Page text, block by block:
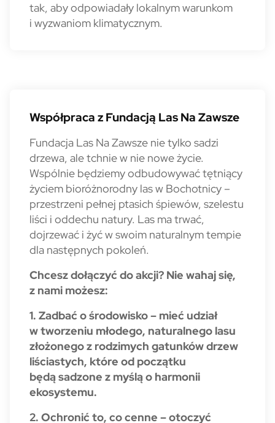
tak, aby odpowiadały lokalnym warunkom
i wyzwaniom klimatycznym.
Współpraca z Fundacją Las Na Zawsze
Fundacja Las Na Zawsze nie tylko sadzi
drzewa, ale tchnie w nie nowe życie.
Wspólnie będziemy odbudowywać tętniący
życiem bioróżnorodny las w Bochotnicy –
przestrzeni pełnej ptasich śpiewów, szelestu
liści i oddechu natury. Las ma trwać,
dojrzewać i żyć w swoim naturalnym tempie
dla następnych pokoleń.
Chcesz dołączyć do akcji? Nie wahaj się,
z nami możesz:
1. Zadbać o środowisko – mieć udział
w tworzeniu młodego, naturalnego lasu
złożonego z rodzimych gatunków drzew
liściastych, które od początku
będą sadzone z myślą o harmonii
ekosystemu.
2. Ochronić to, co cenne – otoczyć